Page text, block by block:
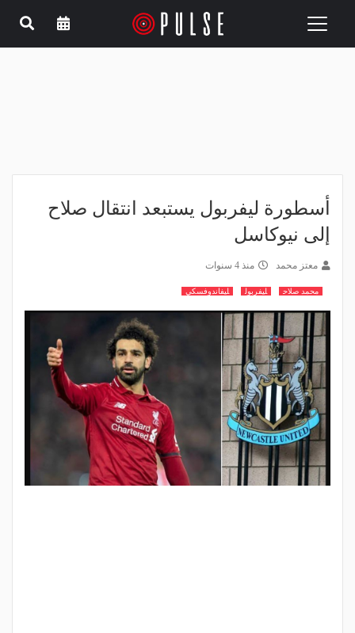
Toggle
أسطورة ليفربول يستبعد انتقال صلاح
إلى نيوكاسل
معتز محمد منذ 4 سنوات
محمد صلاح ليفربول ليفاندوفسكي